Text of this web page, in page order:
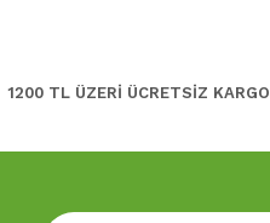
1200 TL ÜZERİ ÜCRETSİZ KARGO